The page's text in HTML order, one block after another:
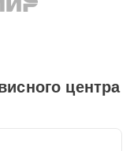
центра